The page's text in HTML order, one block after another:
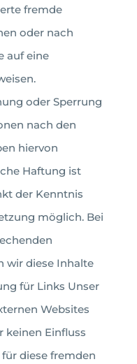
fremde
oder nach
auf eine
oder Sperrung
nach den
hiervon
Haftung ist
der Kenntnis
möglich. Bei
wir diese Inhalte
für Links Unser
Websites
keinen Einfluss
diese fremden